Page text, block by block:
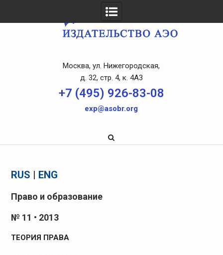
Москва, ул. Нижегородская,
д. 32, стр. 4, к. 4A3
+7 (495) 926-83-08
exp@asobr.org
RUS | ENG
Право и образование
№ 11 • 2013
ТЕОРИЯ ПРАВА